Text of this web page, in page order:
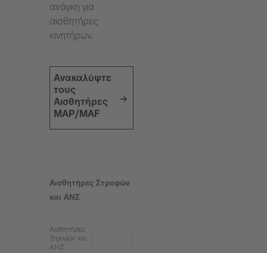
ανάγκη για
αισθητήρες
κινητήρων.
Ανακαλύψτε
τους
Αισθητήρες
MAP/MAF
Αισθητήρες Στροφών
και ΑΝΣ
Αισθητήρες
Στροφών και
ΑΝΣ